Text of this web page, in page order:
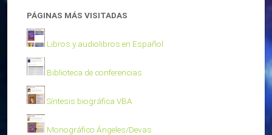
PÁGINAS MÁS VISITADAS
Libros y audiolibros en Español
Biblioteca de conferencias
Síntesis biográfica VBA
Monográfico Ángeles/Devas